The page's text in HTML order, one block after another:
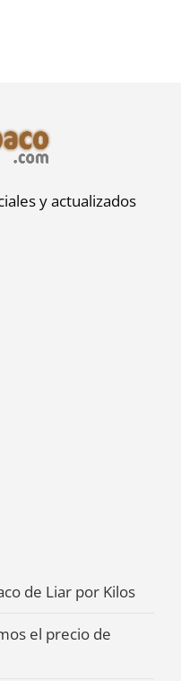
y actualizados
de Liar por Kilos
el precio de